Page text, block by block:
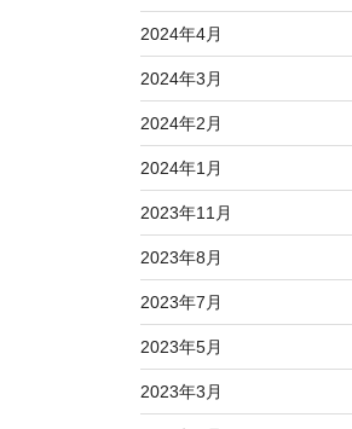
2024年4月
2024年3月
2024年2月
2024年1月
2023年11月
2023年8月
2023年7月
2023年5月
2023年3月